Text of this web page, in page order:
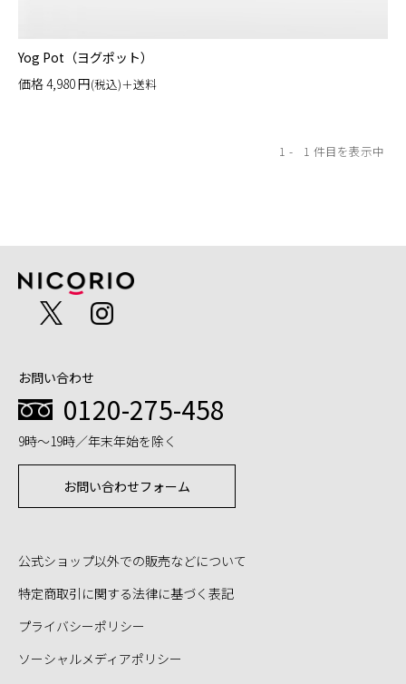
Yog Pot（ヨグポット）
価格4,980円(税込)＋送料
1 1
お問い合わせ
0120-275-458
9時～19時／年末年始を除く
お問い合わせフォーム
公式ショップ以外での販売などについて
特定商取引に関する法律に基づく表記
プライバシーポリシー
ソーシャルメディアポリシー